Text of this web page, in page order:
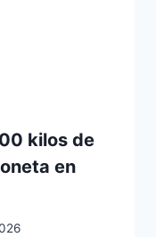
kilos de
en